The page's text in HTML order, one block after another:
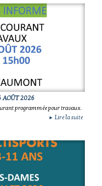
AOÛT 2026
programmée pour travaux.
► Lire la suite